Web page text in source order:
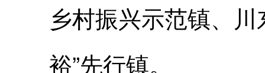
乡村振兴示范镇、
裕”先行镇。